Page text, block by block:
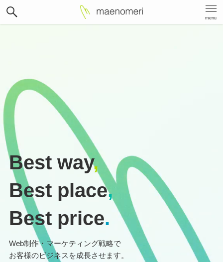
menu
Best way,
Best place,
Best price.
Web制作・マーケティング戦略で
お客様のビジネスを成長させます。